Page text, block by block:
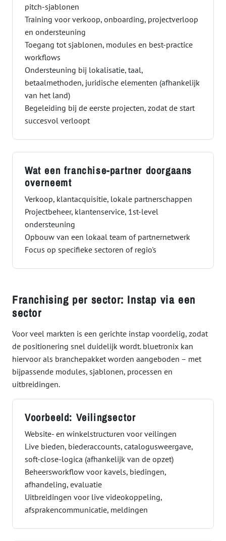
pitch-sjablonen
Training voor verkoop, onboarding, projectverloop
en ondersteuning
Toegang tot sjablonen, modules en best-practice
workflows
Ondersteuning bij lokalisatie, taal,
betaalmethoden, juridische elementen (afhankelijk
van het land)
Begeleiding bij de eerste projecten, zodat de start
succesvol verloopt
Wat een franchise-partner doorgaans
overneemt
Verkoop, klantacquisitie, lokale partnerschappen
Projectbeheer, klantenservice, 1st-level
ondersteuning
Opbouw van een lokaal team of partnernetwerk
Focus op specifieke sectoren of regio's
Franchising per sector: Instap via een
sector
Voor veel markten is een gerichte instap voordelig, zodat
de positionering snel duidelijk wordt. bluetronix kan
hiervoor als branchepakket worden aangeboden – met
bijpassende modules, sjablonen, processen en
uitbreidingen.
Voorbeeld: Veilingsector
Website- en winkelstructuren voor veilingen
Live bieden, biederaccounts, catalogusweergave,
soft-close-logica (afhankelijk van de opzet)
Beheersworkflow voor kavels, biedingen,
afhandeling, evaluatie
Uitbreidingen voor live videokoppeling,
afsprakencommunicatie, meldingen